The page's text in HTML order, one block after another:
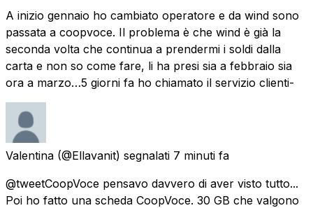
A inizio gennaio ho cambiato operatore e da wind sono
passata a coopvoce. Il problema è che wind è già la
seconda volta che continua a prendermi i soldi dalla
carta e non so come fare, li ha presi sia a febbraio sia
ora a marzo…5 giorni fa ho chiamato il servizio clienti-
Valentina (@Ellavanit) segnalati 7 minuti fa
@tweetCoopVoce pensavo davvero di aver visto tutto...
Poi ho fatto una scheda CoopVoce. 30 GB che valgono